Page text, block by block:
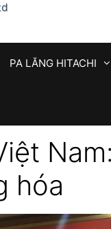
PA LĂNG HITACHI
hóa